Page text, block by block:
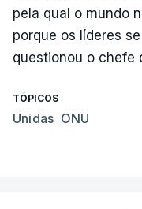
pela qual o mundo
porque os líderes
questionou o chefe
TÓPICOS
Unidas ONU